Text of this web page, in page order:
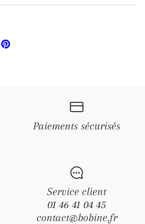
Épingler
Paiements sécurisés
Service client
01 46 41 04 45
contact@bobine.fr